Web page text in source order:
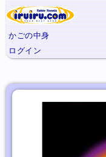
かごの中身
ログイン